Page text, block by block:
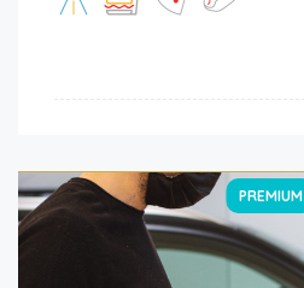
PREMIUM